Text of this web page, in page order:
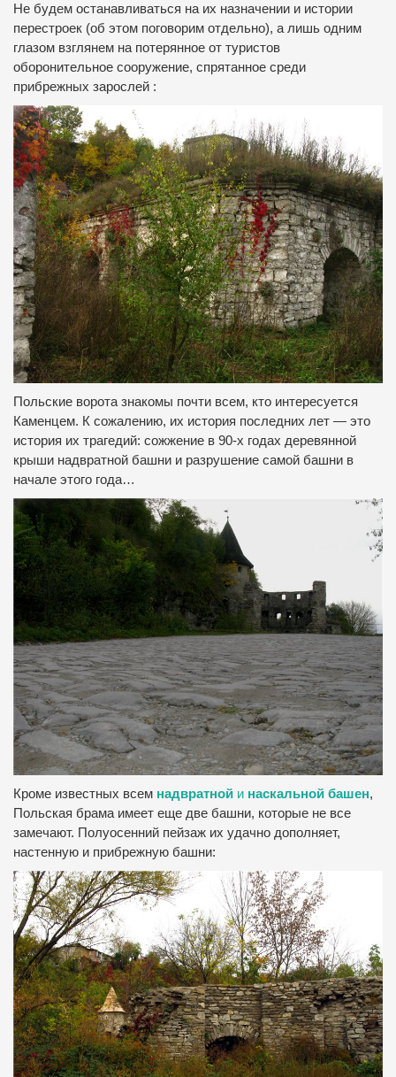
Не будем останавливаться на их назначении и истории
перестроек (об этом поговорим отдельно), а лишь одним
глазом взглянем на потерянное от туристов
оборонительное сооружение, спрятанное среди
прибрежных зарослей :
Польские ворота знакомы почти всем, кто интересуется
Каменцем. К сожалению, их история последних лет — это
история их трагедий: сожжение в 90-х годах деревянной
крыши надвратной башни и разрушение самой башни в
начале этого года…
Кроме известных всем надвратной и наскальной башен,
Польская брама имеет еще две башни, которые не все
замечают. Полуосенний пейзаж их удачно дополняет,
настенную и прибрежную башни: